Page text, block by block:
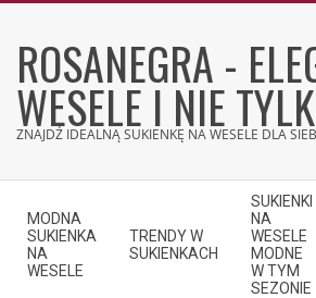
contentROSANEGRA -
WESELE I NIE
ZNAJDŹ IDEALNĄ SUKIENKĘ NA WESELE DLA
Navigation
Menu
MODNA
SUKIENKA
NA
WESELE
TRENDY W
SUKIENKACH
SUKIENKI
NA
WESELE
MODNE
W TYM
SEZONIE